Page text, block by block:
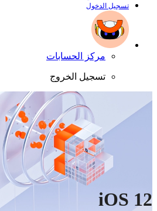
تسجيل الدخول
مركز الحسابات
تسجيل الخروج
iOS 12